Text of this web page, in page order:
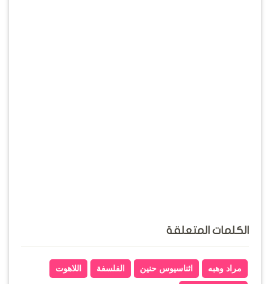
الكلمات المتعلقة
مراد وهبه اثناسيوس حنين الفلسفة اللاهوت